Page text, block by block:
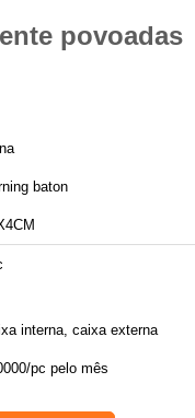
povoadas
baton
interna, caixa externa
pc pelo mês